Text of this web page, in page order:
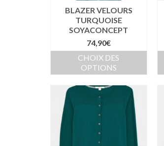
BLAZER VELOURS
TURQUOISE
SOYACONCEPT
74,90€
CHOIX DES
OPTIONS